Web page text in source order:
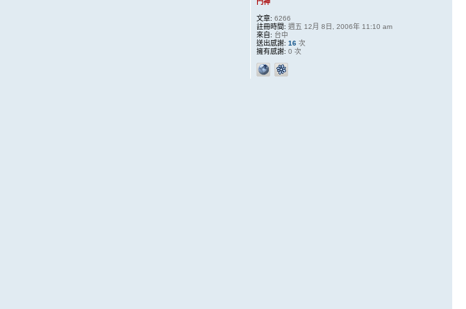
文章: 6266
註冊時間: 週五 12月 8日, 2006年 11:10 am
來自: 台中
送出感謝: 16次
擁有感謝: 0 次